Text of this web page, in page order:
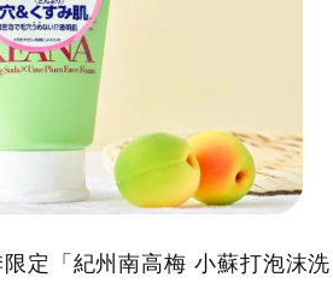
定「紀州南高梅 小蘇打泡沫洗